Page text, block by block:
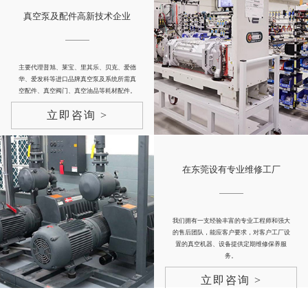
真空泵及配件高新技术企业
主要代理普旭、莱宝、里其乐、贝克、爱德
华、爱发科等进口品牌真空泵及系统所需真
空配件、真空阀门、真空油品等耗材配件。
立即咨询 >
在东莞设有专业维修工厂
我们拥有一支经验丰富的专业工程师和强大
的售后团队，能应客户要求，对客户工厂设
置的真空机器、设备提供定期维修保养服
务。
立即咨询 >